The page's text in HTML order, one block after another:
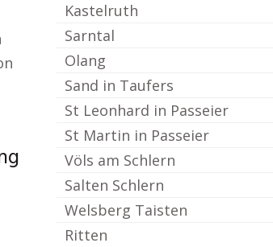
Kastelruth
Sarntal
Olang
Sand in Taufers
St Leonhard in Passeier
St Martin in Passeier
Völs am Schlern
Salten Schlern
Welsberg Taisten
Ritten